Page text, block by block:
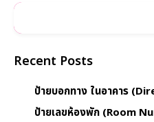
Recent Posts
ป้ายบอกทาง ในอาคาร
ป้ายเลขห้องพัก (Room